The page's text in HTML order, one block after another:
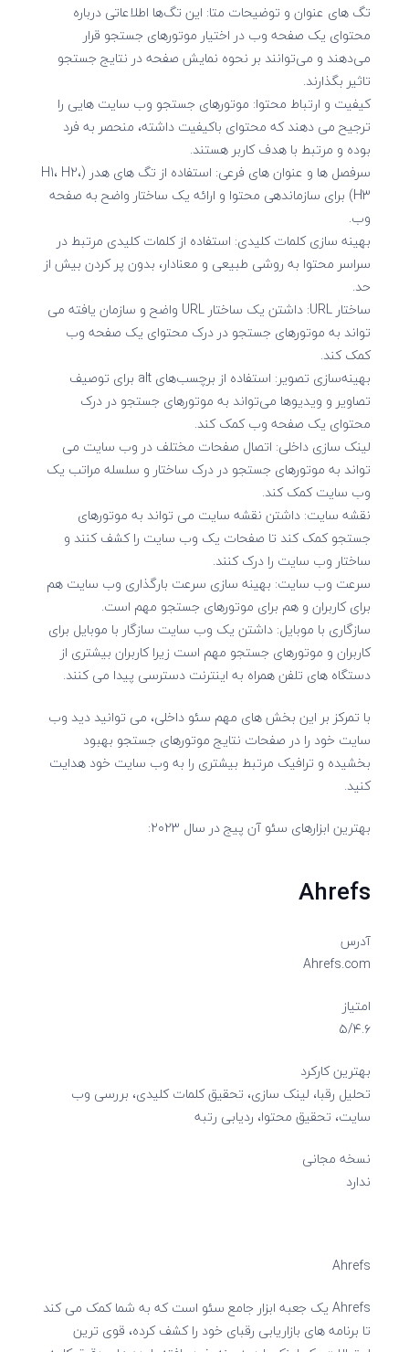
تگ های عنوان و توضیحات متا: این تگ‌ها اطلاعاتی درباره
محتوای یک صفحه وب در اختیار موتورهای جستجو قرار
می‌دهند و می‌توانند بر نحوه نمایش صفحه در نتایج جستجو
تاثیر بگذارند.
کیفیت و ارتباط محتوا: موتورهای جستجو وب سایت هایی را
ترجیح می دهند که محتوای باکیفیت داشته، منحصر به فرد
بوده و مرتبط با هدف کاربر هستند.
سرفصل ها و عنوان های فرعی: استفاده از تگ های هدر (H1، H2،
H3) برای سازماندهی محتوا و ارائه یک ساختار واضح به صفحه
وب.
بهینه سازی کلمات کلیدی: استفاده از کلمات کلیدی مرتبط در
سراسر محتوا به روشی طبیعی و معنادار، بدون پر کردن بیش از
حد.
ساختار URL: داشتن یک ساختار URL واضح و سازمان یافته می
تواند به موتورهای جستجو در درک محتوای یک صفحه وب
کمک کند.
بهینه‌سازی تصویر: استفاده از برچسب‌های alt برای توصیف
تصاویر و ویدیوها می‌تواند به موتورهای جستجو در درک
محتوای یک صفحه وب کمک کند.
لینک سازی داخلی: اتصال صفحات مختلف در وب سایت می
تواند به موتورهای جستجو در درک ساختار و سلسله مراتب یک
وب سایت کمک کند.
نقشه سایت: داشتن نقشه سایت می تواند به موتورهای
جستجو کمک کند تا صفحات یک وب سایت را کشف کنند و
ساختار وب سایت را درک کنند.
سرعت وب سایت: بهینه سازی سرعت بارگذاری وب سایت هم
برای کاربران و هم برای موتورهای جستجو مهم است.
سازگاری با موبایل: داشتن یک وب سایت سازگار با موبایل برای
کاربران و موتورهای جستجو مهم است زیرا کاربران بیشتری از
دستگاه های تلفن همراه به اینترنت دسترسی پیدا می کنند.
با تمرکز بر این بخش های مهم سئو داخلی، می توانید دید وب
سایت خود را در صفحات نتایج موتورهای جستجو بهبود
بخشیده و ترافیک مرتبط بیشتری را به وب سایت خود هدایت
کنید.
بهترین ابزارهای سئو آن پیج در سال ۲۰۲۳:
Ahrefs
آدرس
Ahrefs.com
امتیاز
۵/۴.۶
بهترین کارکرد
تحلیل رقبا، لینک سازی، تحقیق کلمات کلیدی، بررسی وب
سایت، تحقیق محتوا، ردیابی رتبه
نسخه مجانی
ندارد
Ahrefs
Ahrefs یک جعبه ابزار جامع سئو است که به شما کمک می کند
تا برنامه های بازاریابی رقبای خود را کشف کرده، قوی ترین